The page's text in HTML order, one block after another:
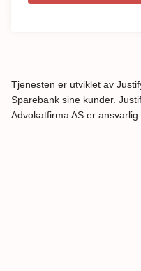
Tjenesten er utviklet av
Sparebank sine kunder.
Advokatfirma AS er ansvarlig